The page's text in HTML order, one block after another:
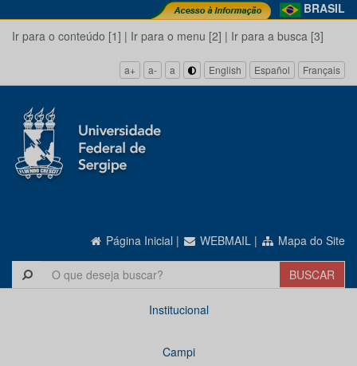
BRASIL
Ir para o conteúdo [1] | Ir para o menu [2] | Ir para a busca [3]
a+ a- a English Español Français
Página Inicial | WEBMAIL | Mapa do Site
Institucional
Campi